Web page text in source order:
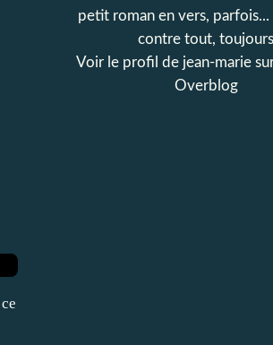
petit roman en vers,
contre tout, toujours
Voir le profil de jean-marie
Overblog